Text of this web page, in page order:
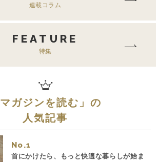
連載コラム
FEATURE
特集
マガジンを読む 」の
人気記事
No.
首にかけたら、もっと快適な暮らしが始ま